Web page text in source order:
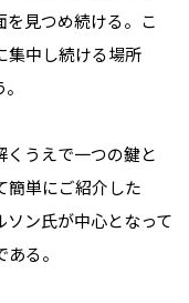
を見つめ続ける。こ
集中し続ける場所
うえで一つの鍵と
簡単にご紹介した
ン氏が中心となって
る。